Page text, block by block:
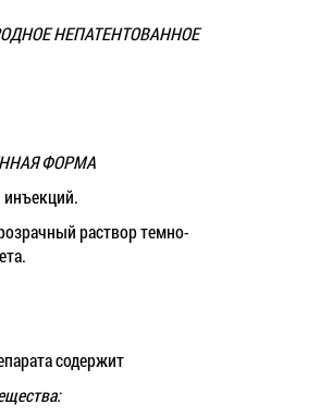
НЕПАТЕНТОВАННОЕ
ФОРМА
инъекций.
раствор темно-
содержит